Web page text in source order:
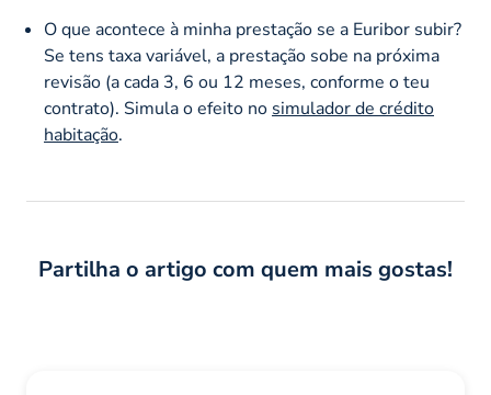
O que acontece à minha prestação se a Euribor subir?
Se tens taxa variável, a prestação sobe na próxima
revisão (a cada 3, 6 ou 12 meses, conforme o teu
contrato). Simula o efeito nosimulador de crédito
habitação.
Partilha o artigo com quem mais gostas!